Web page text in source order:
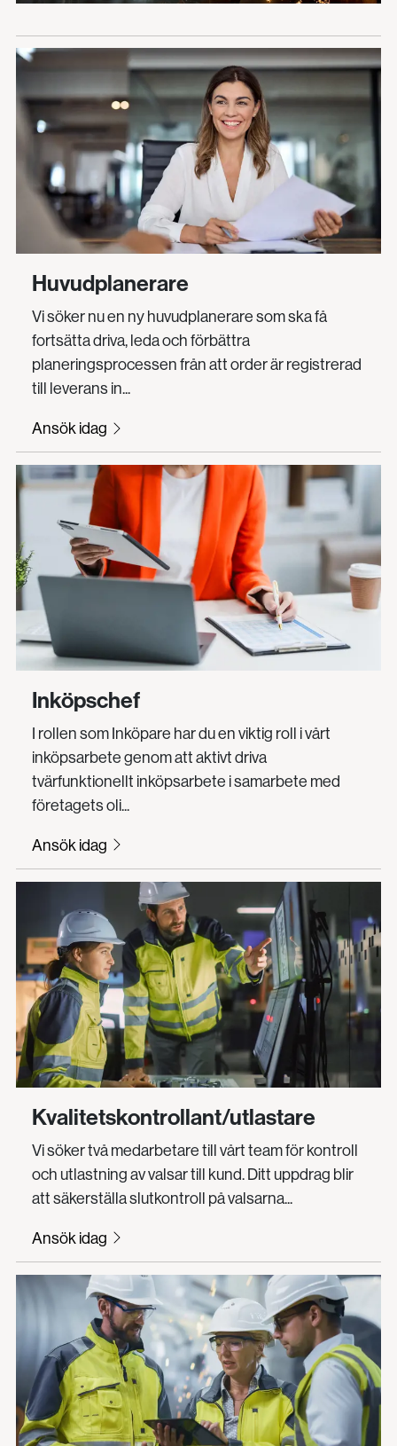
Huvudplanerare
Vi söker nu en ny huvudplanerare som ska få
fortsätta driva, leda och förbättra
planeringsprocessen från att order är registrerad
till leverans in...
Ansök idag
Inköpschef
I rollen som Inköpare har du en viktig roll i vårt
inköpsarbete genom att aktivt driva
tvärfunktionellt inköpsarbete i samarbete med
företagets oli...
Ansök idag
Kvalitetskontrollant/utlastare
Vi söker två medarbetare till vårt team för kontroll
och utlastning av valsar till kund. Ditt uppdrag blir
att säkerställa slutkontroll på valsarna...
Ansök idag